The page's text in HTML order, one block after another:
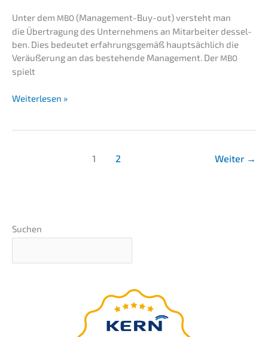
Unter dem MBO (Manage­­ment-Buy-out) versteht man
die Übertra­gung des Unter­neh­mens an Mitar­bei­ter dessel­
ben. Dies bedeu­tet erfah­rungs­ge­mäß haupt­säch­lich die
Veräu­ße­rung an das bestehen­de Manage­ment. Der MBO
spielt
Manage­
Weiterlesen »
1 2 Weiter →
Suchen